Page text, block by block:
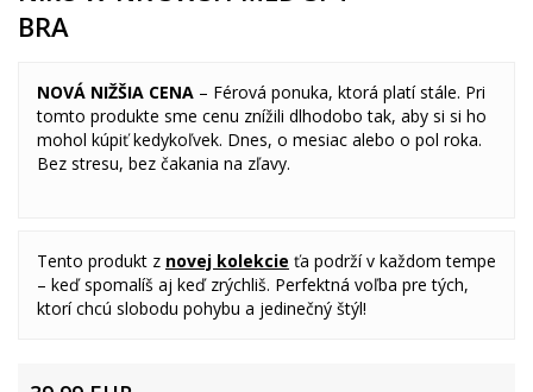
BRA
NOVÁ NIŽŠIA CENA – Férová ponuka, ktorá platí stále. Pri
tomto produkte sme cenu znížili dlhodobo tak, aby si si ho
mohol kúpiť kedykoľvek. Dnes, o mesiac alebo o pol roka.
Bez stresu, bez čakania na zľavy.
Tento produkt z novej kolekcie ťa podrží v každom tempe
– keď spomalíš aj keď zrýchliš. Perfektná voľba pre tých,
ktorí chcú slobodu pohybu a jedinečný štýl!